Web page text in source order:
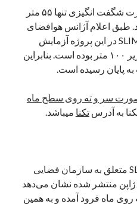
البته این فرودگر ژاپنی به صورت شگفت انگیزی تنها ۵۵ متر
طبق اعلام آژانس هوافضای
ژاپن ماموریت و هدف اصلی SLIM در این پروژه آزمایش
تکنولوژی فرود دقیق با دقت زیر ۱۰۰ متر بوده است. بنابراین
پایان رسیده است.
صورت سر و ته روی سطح ماه
به آدرستکنا میباشد.
تصاویری که از فضاپیمای SLIM متعلق به سازمان فضایی
منتشر شده نشان می‌دهد
ماه فرود آمده و به همین